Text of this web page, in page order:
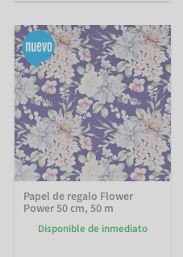
Papel de regalo Flower
Power 50 cm, 50 m
Disponible de inmediato